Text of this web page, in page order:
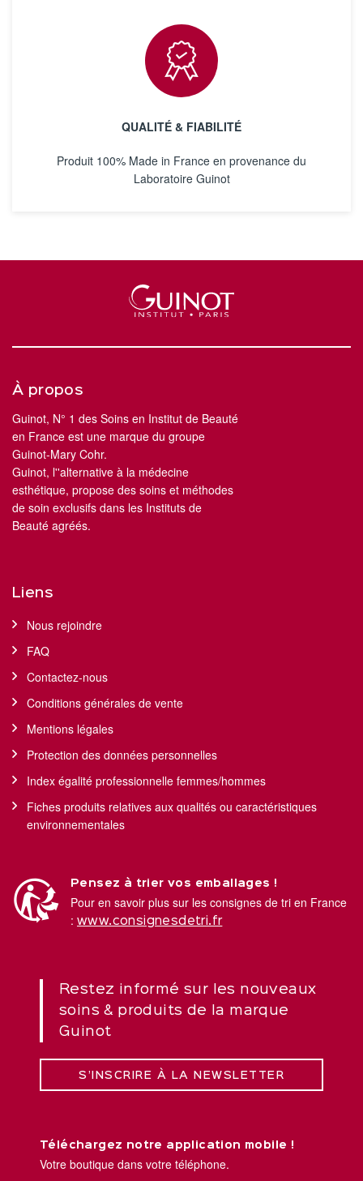
QUALITÉ & FIABILITÉ
Produit 100% Made in France en provenance du
Laboratoire Guinot
À propos
Guinot, N° 1 des Soins en Institut de Beauté
en France est une marque du groupe
Guinot-Mary Cohr.
Guinot, l''alternative à la médecine
esthétique, propose des soins et méthodes
de soin exclusifs dans les Instituts de
Beauté agréés.
Liens
Nous rejoindre
FAQ
Contactez-nous
Conditions générales de vente
Mentions légales
Protection des données personnelles
Index égalité professionnelle femmes/hommes
Fiches produits relatives aux qualités ou caractéristiques
environnementales
Pensez à trier vos emballages !
Pour en savoir plus sur les consignes de tri en France
: www.consignesdetri.fr
Restez informé sur les nouveaux
soins & produits de la marque
Guinot
S’INSCRIRE À LA NEWSLETTER
Téléchargez notre application mobile !
Votre boutique dans votre téléphone.